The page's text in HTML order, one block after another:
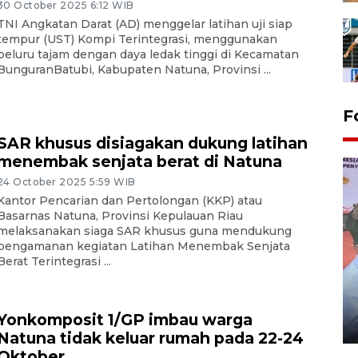
October 2025 6:12 WIB
Angkatan Darat (AD) menggelar latihan uji siap
(UST) Kompi Terintegrasi, menggunakan
tajam dengan daya ledak tinggi di Kecamatan
Kabupaten Natuna, Provinsi ...
khusus disiagakan dukung latihan
senjata berat di Natuna
October 2025 5:59 WIB
Pencarian dan Pertolongan (KKP) atau
Natuna, Provinsi Kepulauan Riau
siaga SAR khusus guna mendukung
kegiatan Latihan Menembak Senjata
Terintegrasi ...
1/GP imbau warga
tidak keluar rumah pada 22-24
08 February 2024 15:30 WIB, 2024